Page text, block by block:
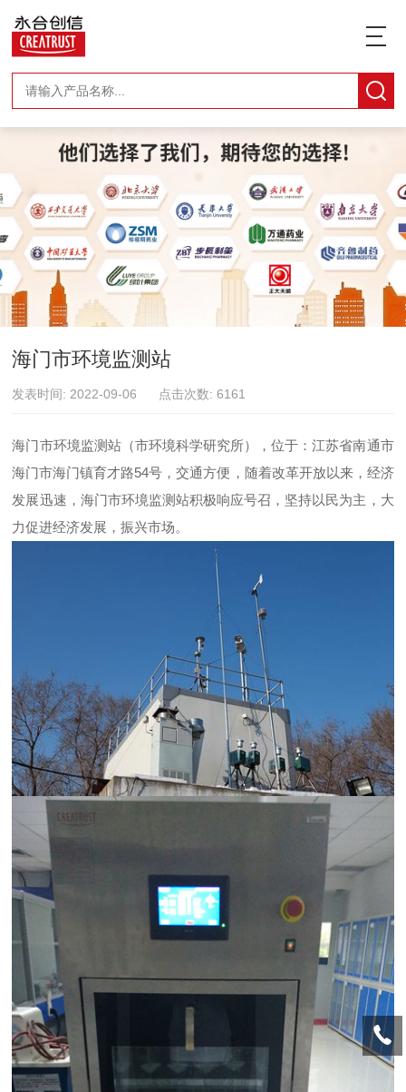
海门市环境监测站
发表时间: 2022-09-06 点击次数: 6161
海门市环境监测站（市环境科学研究所），位于：江苏省南通市
海门市海门镇育才路54号，交通方便，随着改革开放以来，经济
发展迅速，海门市环境监测站积极响应号召，坚持以民为主，大
力促进经济发展，振兴市场。